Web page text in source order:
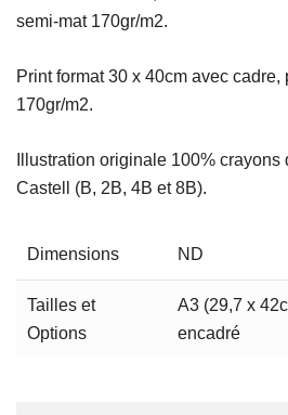
semi-mat 170gr/m2.
Print format 30 x 40cm avec
170gr/m2.
Illustration originale 100%
Castell (B, 2B, 4B et 8B).
Dimensions ND
Tailles et
Options
A3 (29,7 x
encadré